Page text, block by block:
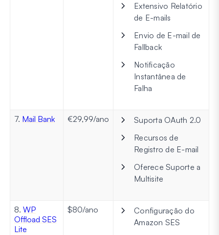
Extensivo Relatório
de E-mails
Envio de E-mail de
Fallback
Notificação
Instantânea de
Falha
7. Mail Bank €29,99/ano
Suporta OAuth 2.0
Recursos de
Registro de E-mail
Oferece Suporte a
Multisite
8. WP
Offload SES
Lite
$80/ano
Configuração do
Amazon SES